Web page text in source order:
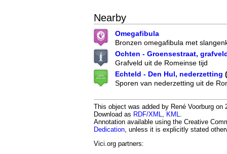
Nearby
Omegafibula
Bronzen omegafibula met
Ochten - Groensestraat,
Grafveld uit de Romeinse tijd
Echteld - Den Hul, nederzetting
Sporen van nederzetting uit de
This object was added by René Voorburg
Download as RDF/XML, KML.
Annotation available using the Creative
Dedication, unless it is explicitly stated
Vici.org partners: